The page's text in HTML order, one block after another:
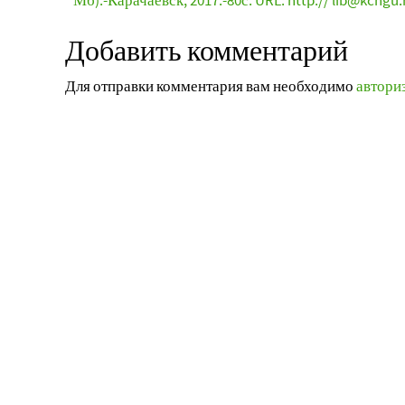
Добавить комментарий
Для отправки комментария вам необходимо